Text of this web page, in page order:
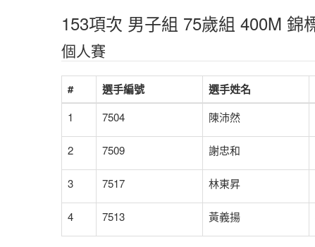
153項次 男子組 75歲組 400M 錦
個人賽
# 選手編號 選手姓名
1 7504 陳沛然
2 7509 謝忠和
3 7517 林東昇
4 7513 黃義揚